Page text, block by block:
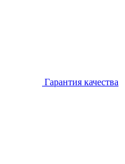
Гарантия качества